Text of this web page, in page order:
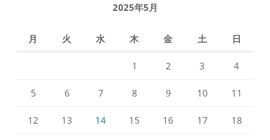
2025年5月
月 火 水 木 金 土 日
1 2 3 4
5 6 7 8 9 10 11
12 13 14 15 16 17 18